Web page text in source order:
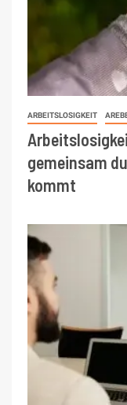
ARBEITSLOSIGKEIT
gemeinsam
kommt